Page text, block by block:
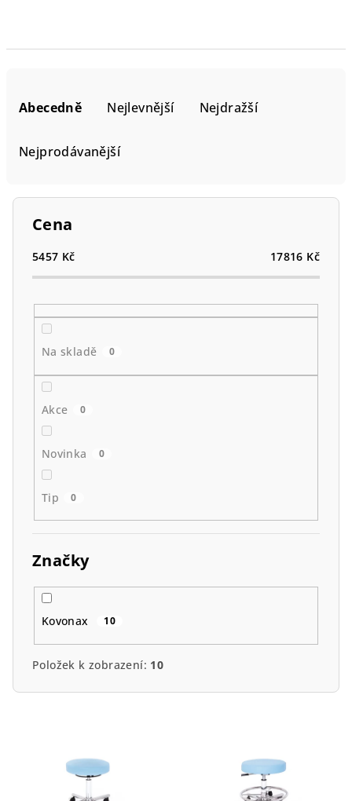
Abecedně Nejlevnější Nejdražší
Nejprodávanější
Cena
5457 Kč 17816 Kč
Na skladě 0
Akce 0
Novinka 0
Tip 0
Značky
Kovonax 10
Položek k zobrazení: 10